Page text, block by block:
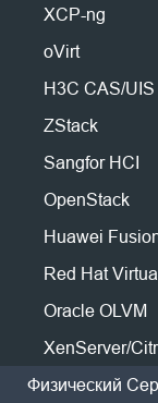
Миграция C2V
Миграция P2C
Проверка
Проверка
Проверка
Защита от
Массивные файлы
Массивные
XenServer/Citrix
Физический
Windows
Облака
Amazon EC2
Резервное
Другие Ресурсы
Связаться с
XCP-ng
oVirt
H3C CAS/UIS
ZStack
Sangfor HCI
OpenStack
Huawei
Red Hat
Oracle OLVM
XenServer/
Физический
* Не